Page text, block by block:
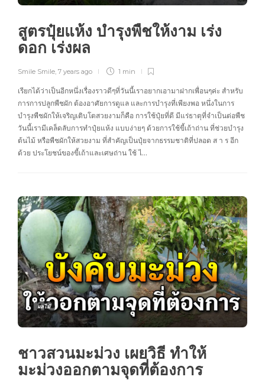
สูตรปุ๋ยแห้ง บำรุงพืชให้งาม เร่ง
ดอก เร่งผล
Smile Smile 7 years ago 1 min
เรียกได้ว่าเป็นอีกหนึ่งเรื่องราวดีๆที่วันนี้เราอยากเอามาฝากเพื่อนๆค่ะ สำหรับ
การการปลูกพืชผัก ต้องอาศัยการดูแล และการบำรุงที่เพียงพอ หนึ่งในการ
บำรุงพืชผักให้เจริญเติบโตสวยงามก็คือ การใช้ปุ๋ยที่ดี มีแร่ธาตุที่จำเป็นต่อพืช
วันนี้เรามีเคล็ดลับการทำปุ๋ยแห้ง แบบง่ายๆ ด้วยการใช้ขี้เถ้าถ่าน ที่ช่วยบำรุง
ต้นไม้ หรือพืชผักให้สวยงาม ที่สำคัญเป็นปุ๋ยจากธรรมชาติที่ปลอด ส า ร อีก
ด้วย ประโยชน์ของขี้เถ้าและเศษถ่าน ใช้ ไ…
ผลไม้
ชาวสวนมะม่วง เผยวิธี ทำให้
มะม่วงออกตามจุดที่ต้องการ